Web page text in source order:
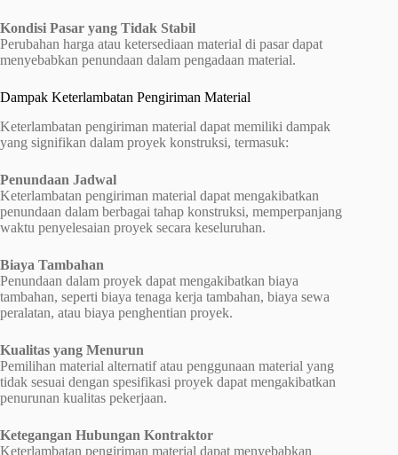
Kondisi Pasar yang Tidak Stabil
Perubahan harga atau ketersediaan material di pasar dapat
menyebabkan penundaan dalam pengadaan material.
Dampak Keterlambatan Pengiriman Material
Keterlambatan pengiriman material dapat memiliki dampak
yang signifikan dalam proyek konstruksi, termasuk:
Penundaan Jadwal
Keterlambatan pengiriman material dapat mengakibatkan
penundaan dalam berbagai tahap konstruksi, memperpanjang
waktu penyelesaian proyek secara keseluruhan.
Biaya Tambahan
Penundaan dalam proyek dapat mengakibatkan biaya
tambahan, seperti biaya tenaga kerja tambahan, biaya sewa
peralatan, atau biaya penghentian proyek.
Kualitas yang Menurun
Pemilihan material alternatif atau penggunaan material yang
tidak sesuai dengan spesifikasi proyek dapat mengakibatkan
penurunan kualitas pekerjaan.
Ketegangan Hubungan Kontraktor
Keterlambatan pengiriman material dapat menyebabkan